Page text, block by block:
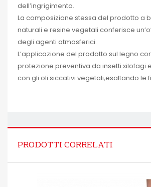
dell’ingrigimento.
La composizione stessa del prodotto a
naturali e resine vegetali conferisce
degli agenti atmosferici.
L’applicazione del prodotto sul legno
protezione preventiva da insetti xilofagi
con gli oli siccativi vegetali,esaltando le
PRODOTTI CORRELATI